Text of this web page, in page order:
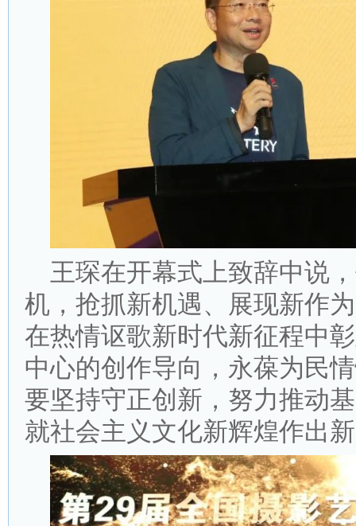
王琛在开幕式上致辞中说
机，抢抓新机遇、展现新作
在热情讴歌新时代新征程中
中心的创作导向，永葆为民
要坚持守正创新，努力推动
就社会主义文化新辉煌作出